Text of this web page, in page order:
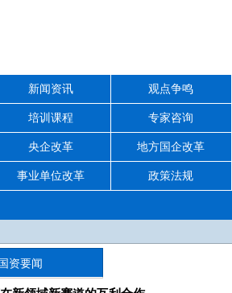
新闻资讯 观点争鸣
培训课程 专家咨询
央企改革 地方国企改革
事业单位改革 政策法规
资要闻